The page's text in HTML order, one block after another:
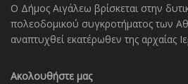
Ο Δήμος Αιγάλεω βρίσκεται στην
πολεοδομικού συγκροτήματος των
αναπτυχθεί εκατέρωθεν της αρχαίας
Ακολουθήστε μας